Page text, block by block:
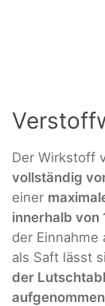
Der Wirkstoff
vollständig
einer
innerhalb von
der
als Saft lässt
der